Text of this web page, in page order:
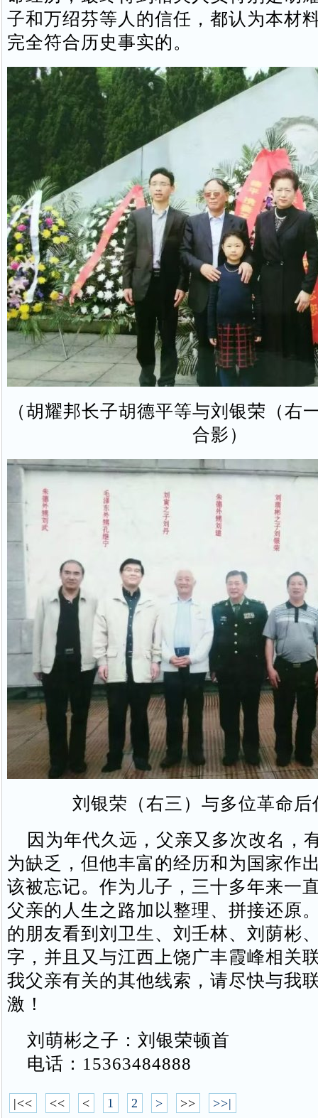
子和万绍芬等人的信任，都认为本材
完全符合历史事实的。
（胡耀邦长子胡德平等与刘银荣（右
合影）
刘银荣（右三）与多位革命后
因为年代久远，父亲又多次改名，
为缺乏，但他丰富的经历和为国家作
该被忘记。作为儿子，三十多年来一
父亲的人生之路加以整理、拼接还原
的朋友看到刘卫生、刘壬林、刘荫彬
字，并且又与江西上饶广丰霞峰相关
我父亲有关的其他线索，请尽快与我
激！
刘萌彬之子：刘银荣顿首
电话：15363484888
|<< << < 1 2 > >> >>|